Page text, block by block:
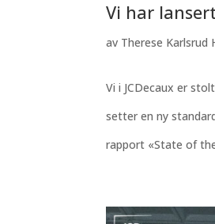
Vi har
av Therese Karlsrud
Vi i JCDecaux er
setter en ny
rapport «State of